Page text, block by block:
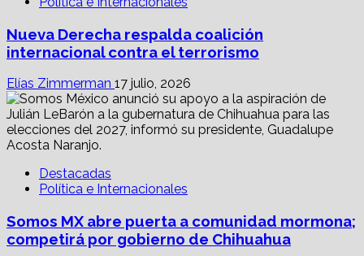
Nueva Derecha respalda coalición
internacional contra el terrorismo
Elías Zimmerman 17 julio, 2026
Destacadas
Política e Internacionales
Somos MX abre puerta a comunidad mormona;
competirá por gobierno de Chihuahua